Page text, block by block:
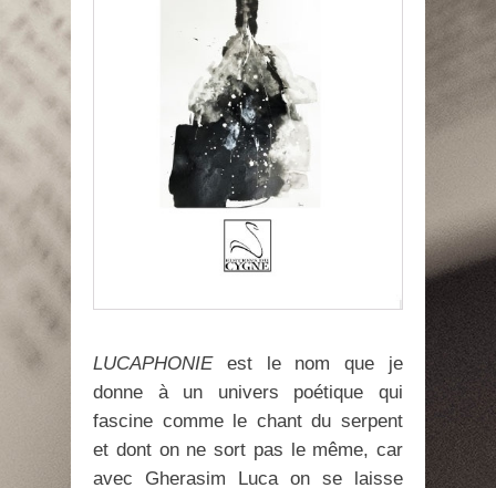
LUCAPHONIEest le nom que je
donne à un univers poétique qui
fascine comme le chant du serpent
et dont on ne sort pas le même, car
avec Gherasim Luca on se laisse